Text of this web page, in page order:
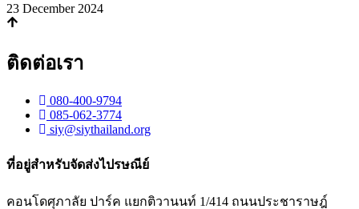
23 December 2024
ติดต่อเรา
080-400-9794
085-062-3774
siy@siythailand.org
ที่อยู่สำหรับจัดส่งไปรษณีย์
คอนโดศุภาลัย ปาร์ค แยกติวานนท์ 1/414 ถนนประชาราษฎ์